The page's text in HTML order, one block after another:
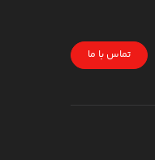
تماس با ما